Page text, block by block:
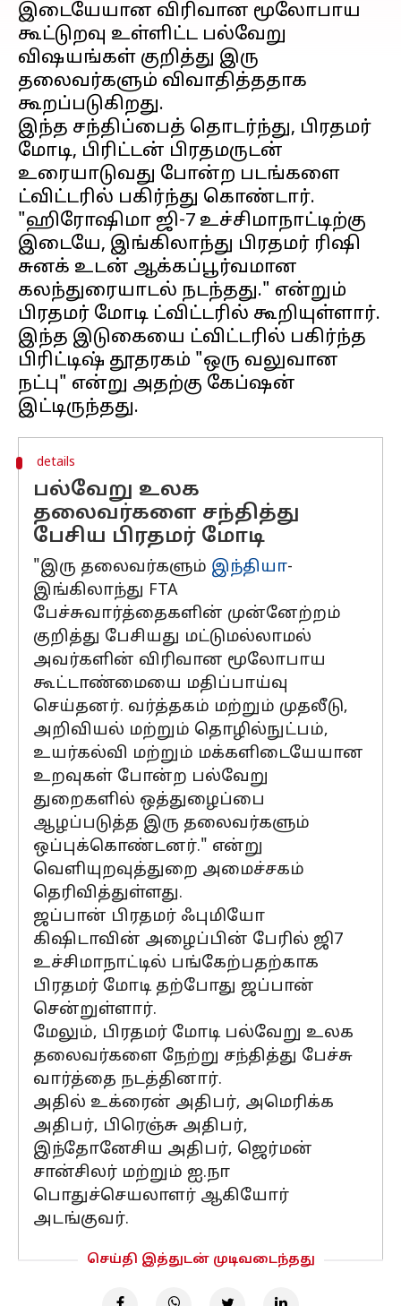
இடையேயான விரிவான மூலோபாய
கூட்டுறவு உள்ளிட்ட பல்வேறு
விஷயங்கள் குறித்து இரு
தலைவர்களும் விவாதித்ததாக
கூறப்படுகிறது.
இந்த சந்திப்பைத் தொடர்ந்து, பிரதமர்
மோடி, பிரிட்டன் பிரதமருடன்
உரையாடுவது போன்ற படங்களை
ட்விட்டரில் பகிர்ந்து கொண்டார்.
"ஹிரோஷிமா ஜி-7 உச்சிமாநாட்டிற்கு
இடையே, இங்கிலாந்து பிரதமர் ரிஷி
சுனக் உடன் ஆக்கப்பூர்வமான
கலந்துரையாடல் நடந்தது." என்றும்
பிரதமர் மோடி ட்விட்டரில் கூறியுள்ளார்.
இந்த இடுகையை ட்விட்டரில் பகிர்ந்த
பிரிட்டிஷ் தூதரகம் "ஒரு வலுவான
நட்பு" என்று அதற்கு கேப்ஷன்
details
பல்வேறு உலக
தலைவர்களை சந்தித்து
பேசிய பிரதமர் மோடி
"இரு தலைவர்களும் இந்தியா-
இங்கிலாந்து FTA
பேச்சுவார்த்தைகளின் முன்னேற்றம்
குறித்து பேசியது மட்டுமல்லாமல்
அவர்களின் விரிவான மூலோபாய
கூட்டாண்மையை மதிப்பாய்வு
செய்தனர். வர்த்தகம் மற்றும் முதலீடு,
அறிவியல் மற்றும் தொழில்நுட்பம்,
உயர்கல்வி மற்றும் மக்களிடையேயான
உறவுகள் போன்ற பல்வேறு
துறைகளில் ஒத்துழைப்பை
ஆழப்படுத்த இரு தலைவர்களும்
ஒப்புக்கொண்டனர்." என்று
வெளியுறவுத்துறை அமைச்சகம்
தெரிவித்துள்ளது.
ஜப்பான் பிரதமர் ஃபுமியோ
கிஷிடாவின் அழைப்பின் பேரில் ஜி7
உச்சிமாநாட்டில் பங்கேற்பதற்காக
பிரதமர் மோடி தற்போது ஜப்பான்
சென்றுள்ளார்.
மேலும், பிரதமர் மோடி பல்வேறு உலக
தலைவர்களை நேற்று சந்தித்து பேச்சு
வார்த்தை நடத்தினார்.
அதில் உக்ரைன் அதிபர், அமெரிக்க
அதிபர், பிரெஞ்சு அதிபர்,
இந்தோனேசிய அதிபர், ஜெர்மன்
சான்சிலர் மற்றும் ஐ.நா
பொதுச்செயலாளர் ஆகியோர்
அடங்குவர்.
செய்தி இத்துடன் முடிவடைந்தது